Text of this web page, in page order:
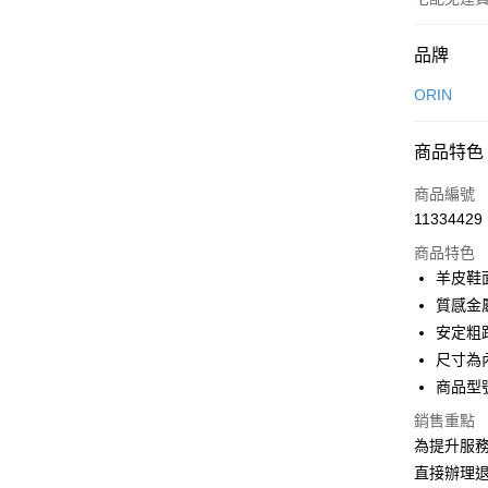
付款方式
信用卡一
合作金
華南商
上海商
國泰世
臺灣中
聯邦商
元大商
玉山商
台新國
台灣樂
6 期 0
華南商
上海商
國泰世
臺灣中
匯豐（
元大商
玉山商
台新國
台灣樂
LINE Pay
Apple Pay
街口支付
悠遊付
大哥付你
相關說明
品牌
ORIN
商品特色
商品編號
11334429
商品特色
羊皮鞋
質感金
安定粗
尺寸為
商品型
銷售重點
為提升服
直接辦理